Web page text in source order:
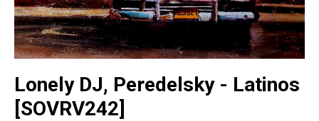
Lonely DJ, Peredelsky - Latinos
[SOVRV242]